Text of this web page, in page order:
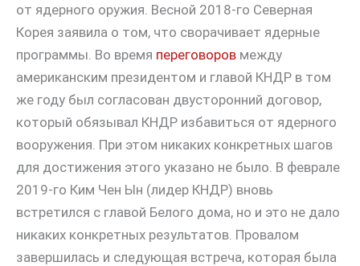
от ядерного оружия. Весной 2018-го Северная
Корея заявила о том, что сворачивает ядерные
программы. Во время переговоров между
американским президентом и главой КНДР в том
же году был согласован двусторонний договор,
который обязывал КНДР избавиться от ядерного
вооружения. При этом никаких конкретных шагов
для достижения этого указано не было. В феврале
2019-го Ким Чен Ын (лидер КНДР) вновь
встретился с главой Белого дома, но и это не дало
никаких конкретных результатов. Провалом
завершилась и следующая встреча, которая была